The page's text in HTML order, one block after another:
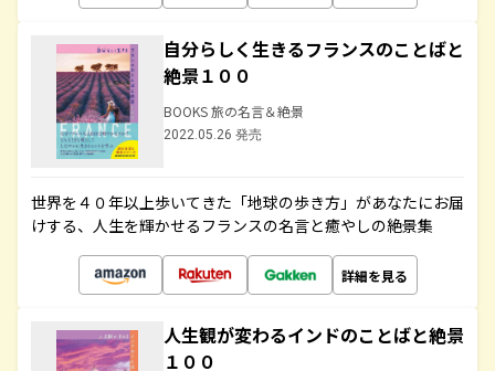
自分らしく生きるフランスのことばと
絶景１００
BOOKS 旅の名言＆絶景
2022.05.26 発売
世界を４０年以上歩いてきた「地球の歩き方」があなたにお届
けする、人生を輝かせるフランスの名言と癒やしの絶景集
詳細を見る
人生観が変わるインドのことばと絶景
１００